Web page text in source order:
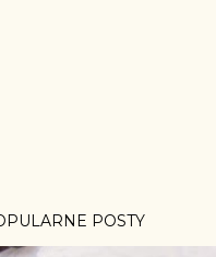
POSTY